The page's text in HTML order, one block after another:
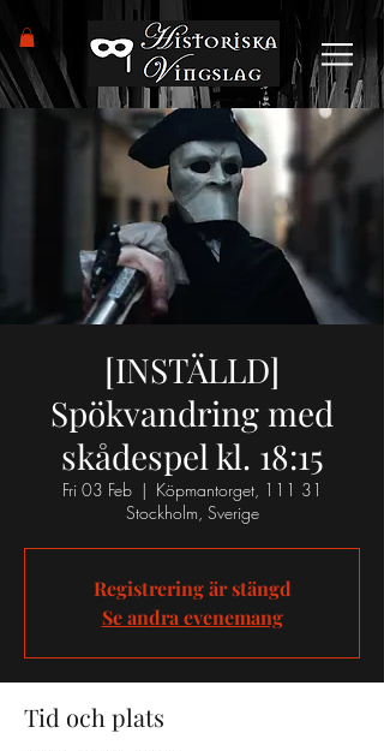
[INSTÄLLD]
Spökvandring med
skådespel kl. 18:15
Fri 03 Feb
  |
Köpmantorget, 111 31
Stockholm, Sverige
Registrering är stängd
Se andra evenemang
Tid och plats